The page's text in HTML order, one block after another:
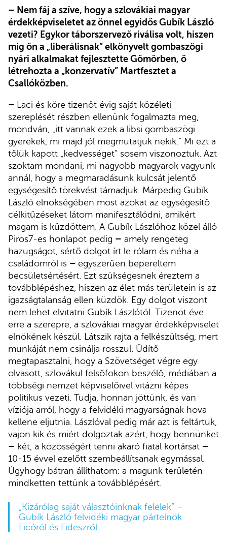
– Nem fáj a szíve, hogy a szlovákiai magyar
érdekképviseletet az önnel egyidős Gubík László
vezeti? Egykor táborszervező riválisa volt, hiszen
míg ön a „liberálisnak” elkönyvelt gombaszögi
nyári alkalmakat fejlesztette Gömörben, ő
létrehozta a „konzervatív” Martfesztet a
Csallóközben.
– Laci és köre tizenöt évig saját közéleti
szereplését részben ellenünk fogalmazta meg,
mondván, „itt vannak ezek a libsi gombaszögi
gyerekek, mi majd jól megmutatjuk nekik.” Mi ezt a
tőlük kapott „kedvességet” sosem viszonoztuk. Azt
szoktam mondani, mi nagyobb magyarok vagyunk
annál, hogy a megmaradásunk kulcsát jelentő
egységesítő törekvést támadjuk. Márpedig Gubík
László elnökségében most azokat az egységesítő
célkitűzéseket látom manifesztálódni, amikért
magam is küzdöttem. A Gubík Lászlóhoz közel álló
Piros7-es honlapot pedig – amely rengeteg
hazugságot, sértő dolgot írt le rólam és néha a
családomról is – egyszerűen bepereltem
becsületsértésért. Ezt szükségesnek éreztem a
továbblépéshez, hiszen az élet más területein is az
igazságtalanság ellen küzdök. Egy dolgot viszont
nem lehet elvitatni Gubík Lászlótól. Tizenöt éve
erre a szerepre, a szlovákiai magyar érdekképviselet
elnökének készül. Látszik rajta a felkészültség, mert
munkáját nem csinálja rosszul. Üdítő
megtapasztalni, hogy a Szövetséget végre egy
olvasott, szlovákul felsőfokon beszélő, médiában a
többségi nemzet képviselőivel vitázni képes
politikus vezeti. Tudja, honnan jöttünk, és van
víziója arról, hogy a felvidéki magyarságnak hova
kellene eljutnia. Lászlóval pedig már azt is feltártuk,
vajon kik és miért dolgoztak azért, hogy bennünket
– két, a közösségért tenni akaró fiatal kortársat –
10-15 évvel ezelőtt szembeállítsanak egymással.
Úgyhogy bátran állíthatom: a magunk területén
mindketten tettünk a továbblépésért.
„Kizárólag saját választóinknak felelek” –
Gubík László felvidéki magyar pártelnök
Ficóról és Fideszről